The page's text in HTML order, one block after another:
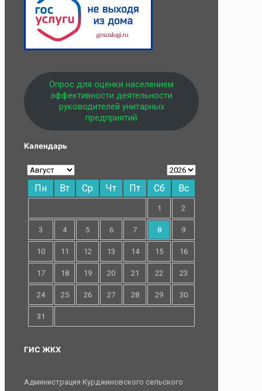
Опрос для оценки населением
эффективности деятельности
руководителей унитарных
предприятий
Календарь
Пн Вт Ср Чт Пт Сб Вс
1 2
3 4 5 6 7 8 9
10 11 12 13 14 15 16
17 18 19 20 21 22 23
24 25 26 27 28 29 30
31
ГИС ЖКХ
Администрация Курджиновского сельского